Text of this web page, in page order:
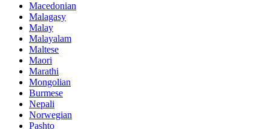
Macedonian
Malagasy
Malay
Malayalam
Maltese
Maori
Marathi
Mongolian
Burmese
Nepali
Norwegian
Pashto